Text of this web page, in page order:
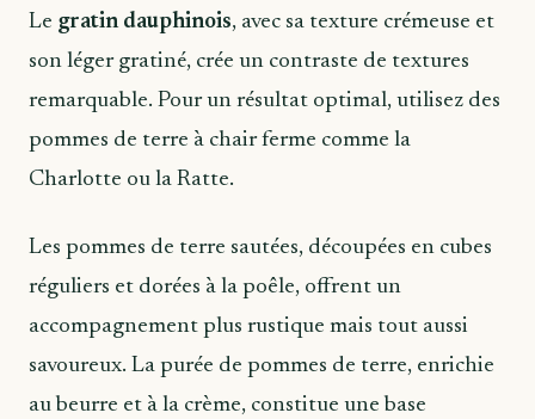
Le gratin dauphinois, avec sa texture crémeuse et
son léger gratiné, crée un contraste de textures
remarquable. Pour un résultat optimal, utilisez des
pommes de terre à chair ferme comme la
Charlotte ou la Ratte.
Les pommes de terre sautées, découpées en cubes
réguliers et dorées à la poêle, offrent un
accompagnement plus rustique mais tout aussi
savoureux. La purée de pommes de terre, enrichie
au beurre et à la crème, constitue une base